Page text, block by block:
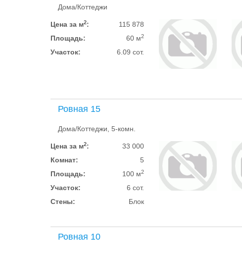
Дома/Коттеджи
Цена за м2:
115 878
Площадь:
60 м2
Участок: 6.09 сот.
Ровная 15
Дома/Коттеджи, 5-комн.
Цена за м2:
33 000
Комнат:
5
Площадь:
100 м2
Участок:
6 сот.
Стены:
Блок
Ровная 10